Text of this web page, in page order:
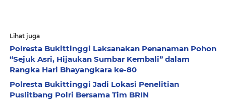
Lihat juga
Polresta Bukittinggi Laksanakan Penanaman Pohon
“Sejuk Asri, Hijaukan Sumbar Kembali” dalam
Rangka Hari Bhayangkara ke-80
Polresta Bukittinggi Jadi Lokasi Penelitian
Puslitbang Polri Bersama Tim BRIN